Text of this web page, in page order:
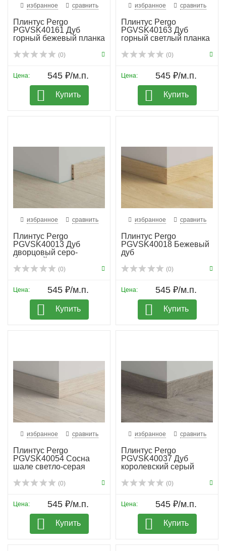
избранное сравнить
Плинтус Pergo
PGVSK40161 Дуб
горный бежевый планка
(0)
Цена: 545 ₽/м.п.
Купить
избранное сравнить
Плинтус Pergo
PGVSK40163 Дуб
горный светлый планка
(0)
Цена: 545 ₽/м.п.
Купить
избранное сравнить
Плинтус Pergo
PGVSK40013 Дуб
дворцовый серо-
бежевый планка
(0)
Цена: 545 ₽/м.п.
Купить
избранное сравнить
Плинтус Pergo
PGVSK40018 Бежевый
дуб
(0)
Цена: 545 ₽/м.п.
Купить
избранное сравнить
Плинтус Pergo
PGVSK40054 Сосна
шале светло-серая
(0)
Цена: 545 ₽/м.п.
Купить
избранное сравнить
Плинтус Pergo
PGVSK40037 Дуб
королевский серый
(0)
Цена: 545 ₽/м.п.
Купить